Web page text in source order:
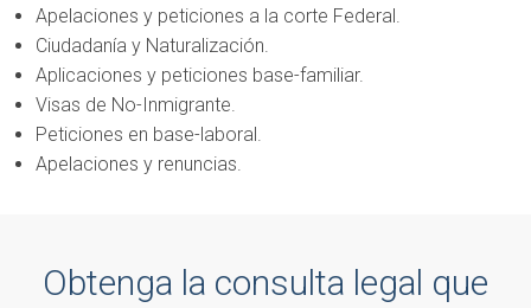
Apelaciones y peticiones a la corte Federal.
Ciudadanía y Naturalización.
Aplicaciones y peticiones base-familiar.
Visas de No-Inmigrante.
Peticiones en base-laboral .
Apelaciones y renuncias.
Obtenga la consulta legal que